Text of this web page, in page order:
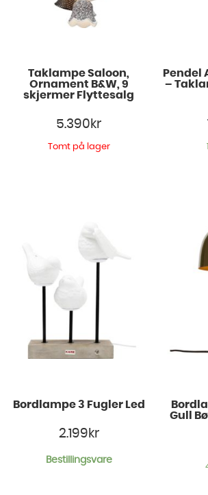
Taklampe Saloon,
Ornament B&W, 9
skjermer Flyttesalg
5.390 kr
Tomt på lager
Pendel
–
Bordlampe 3 Fugler Led
2.199 kr
Bestillingsvare
Gull